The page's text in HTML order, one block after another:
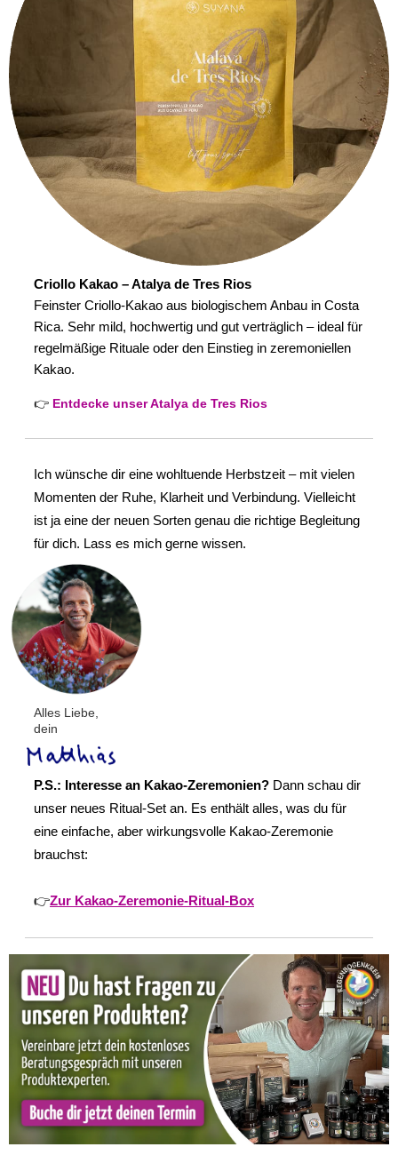
Criollo Kakao – Atalya de Tres Rios
Feinster Criollo-Kakao aus biologischem Anbau in Costa
Rica. Sehr mild, hochwertig und gut verträglich – ideal für
regelmäßige Rituale oder den Einstieg in zeremoniellen
Kakao.
👉 Entdecke unser Atalya de Tres Rios
Ich wünsche dir eine wohltuende Herbstzeit – mit vielen
Momenten der Ruhe, Klarheit und Verbindung. Vielleicht
ist ja eine der neuen Sorten genau die richtige Begleitung
für dich. Lass es mich gerne wissen.
Alles Liebe,
dein
P.S.: Interesse an Kakao-Zeremonien? Dann schau dir
unser neues Ritual-Set an. Es enthält alles, was du für
eine einfache, aber wirkungsvolle Kakao-Zeremonie
brauchst:
👉Zur Kakao-Zeremonie-Ritual-Box